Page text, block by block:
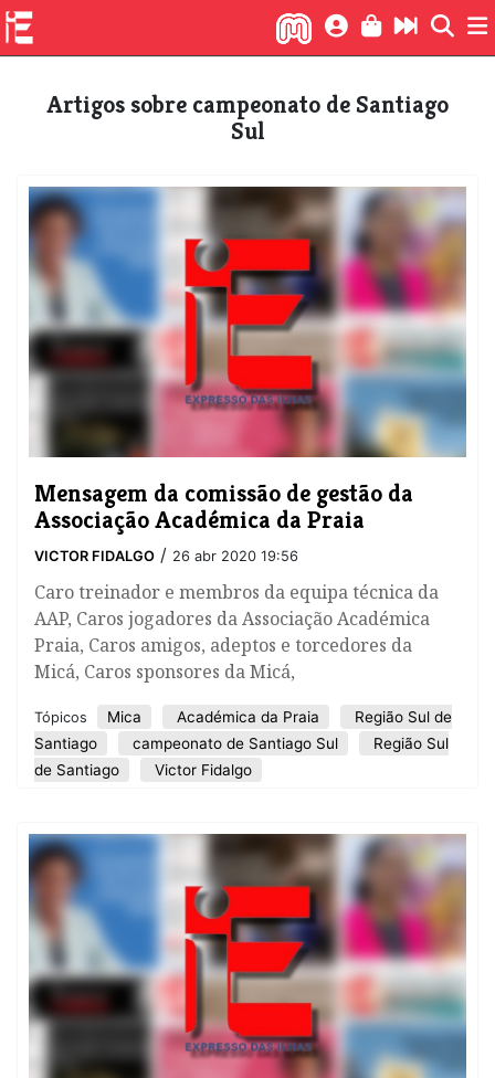
Artigos sobre campeonato de Santiago
Sul
Mensagem da comissão de gestão da
Associação Académica da Praia
VICTOR FIDALGO / 26 abr 2020 19:56
Caro treinador e membros da equipa técnica da
AAP, Caros jogadores da Associação Académica
Praia, Caros amigos, adeptos e torcedores da
Micá, Caros sponsores da Micá,
Tópicos Mica Académica da Praia
Região Sul de
Santiago
campeonato de Santiago Sul
Região Sul
de Santiago
Victor Fidalgo